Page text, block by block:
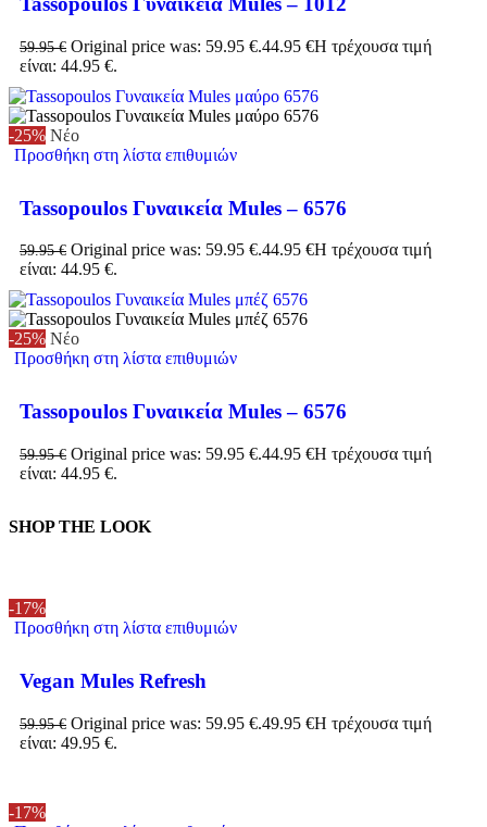
59.95€ Original price was: 59.95 €.44.95 €Η τρέχουσα τιμή
είναι: 44.95 €.
-25% Νέο
Προσθήκη στη λίστα επιθυμιών
Tassopoulos Γυναικεία Mules – 6576
59.95€ Original price was: 59.95 €.44.95 €Η τρέχουσα τιμή
είναι: 44.95 €.
-25% Νέο
Προσθήκη στη λίστα επιθυμιών
Tassopoulos Γυναικεία Mules – 6576
59.95€ Original price was: 59.95 €.44.95 €Η τρέχουσα τιμή
είναι: 44.95 €.
SHOP THE LOOK
-17%
Προσθήκη στη λίστα επιθυμιών
Vegan Mules Refresh
59.95€ Original price was: 59.95 €.49.95 €Η τρέχουσα τιμή
είναι: 49.95 €.
-17%